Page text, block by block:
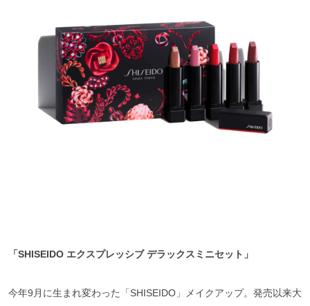
「SHISEIDO エクスプレッシブ デラックスミニセット」
今年9月に生まれ変わった「SHISEIDO」メイクアップ。発売以来大